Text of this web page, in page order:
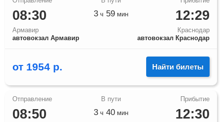
08:30
Армавир
автовокзал Армавир
12:29
Краснодар
автовокзал Краснодар
3 ч 59 мин
от 1954 р. Найти билеты
08:50 12:30
3 ч 40 мин